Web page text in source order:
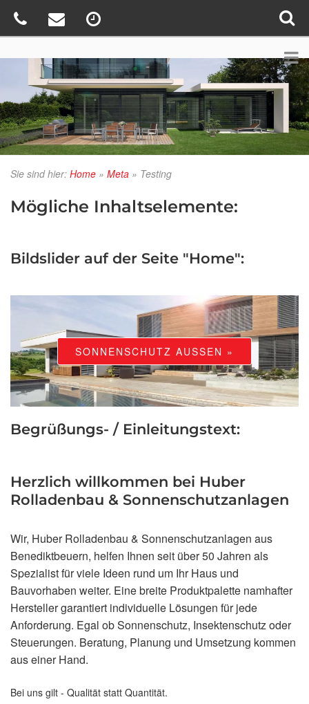
Sie sind hier: Home » Meta » Testing
Mögliche Inhaltselemente:
Bildslider auf der Seite "Home":
SONNENSCHUTZ AUSSEN »
Begrüßungs- / Einleitungstext:
Herzlich willkommen bei Huber
Rolladenbau & Sonnenschutzanlagen
Wir, Huber Rolladenbau & Sonnenschutzanlagen aus
Benediktbeuern, helfen Ihnen seit über 50 Jahren als
Spezialist für viele Ideen rund um Ihr Haus und
Bauvorhaben weiter. Eine breite Produktpalette namhafter
Hersteller garantiert individuelle Lösungen für jede
Anforderung. Egal ob Sonnenschutz, Insektenschutz oder
Steuerungen. Beratung, Planung und Umsetzung kommen
aus einer Hand.
Bei uns gilt - Qualität statt Quantität.